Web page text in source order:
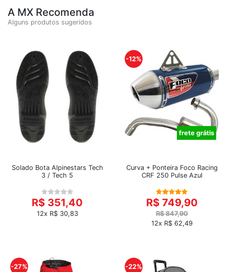
A MX Recomenda
Alguns produtos sugeridos
Solado Bota Alpinestars Tech
3 / Tech 5
R$ 351,40
12x R$ 30,83
-12%
frete grátis
Curva + Ponteira Foco Racing
CRF 250 Pulse Azul
R$ 749,90
R$ 847,90
12x R$ 62,49
-27% -22%